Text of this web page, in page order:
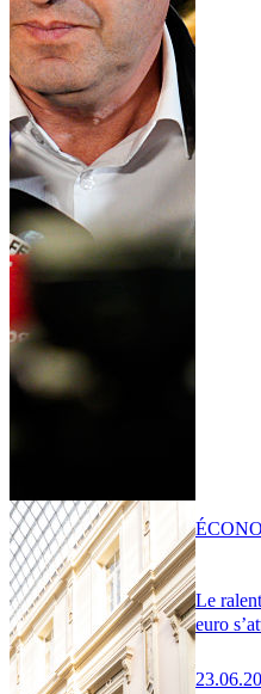
Le
euro